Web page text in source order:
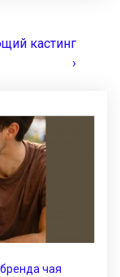
кастинг
›
чая